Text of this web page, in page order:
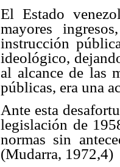
El Estado
mayores
instrucción
ideológico,
al alcance de las
públicas, era una
Ante esta
legislación de
normas sin
(Mudarra, 1972,4)